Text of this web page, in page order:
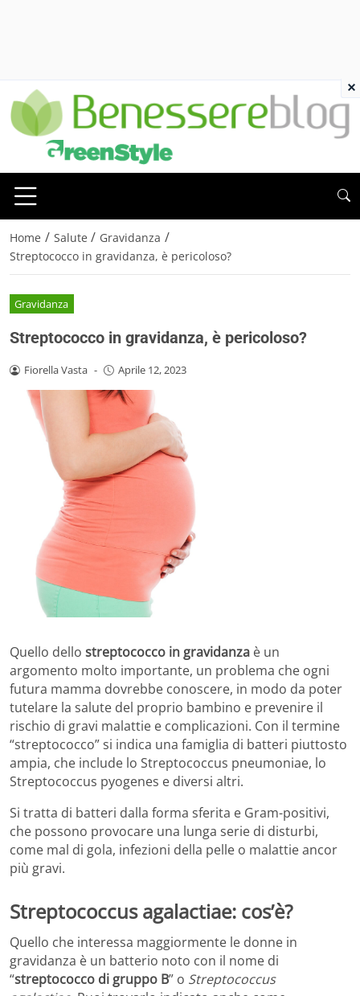
Home / Salute / Gravidanza /
Streptococco in gravidanza, è pericoloso?
Gravidanza
Streptococco in gravidanza, è pericoloso?
Fiorella Vasta - Aprile 12, 2023
Quello dello streptococco in gravidanza è un
argomento molto importante, un problema che ogni
futura mamma dovrebbe conoscere, in modo da poter
tutelare la salute del proprio bambino e prevenire il
rischio di gravi malattie e complicazioni. Con il termine
“streptococco” si indica una famiglia di batteri piuttosto
ampia, che include lo Streptococcus pneumoniae, lo
Streptococcus pyogenes e diversi altri.
Si tratta di batteri dalla forma sferita e Gram-positivi,
che possono provocare una lunga serie di disturbi,
come mal di gola, infezioni della pelle o malattie ancor
più gravi.
Streptococcus agalactiae: cos’è?
Quello che interessa maggiormente le donne in
gravidanza è un batterio noto con il nome di
“streptococco di gruppo B” o Streptococcus
×